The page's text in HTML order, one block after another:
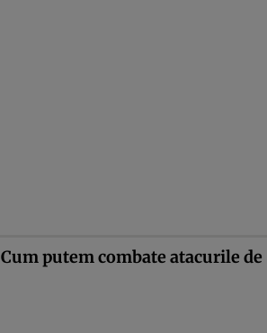
Cum putem combate atacurile de